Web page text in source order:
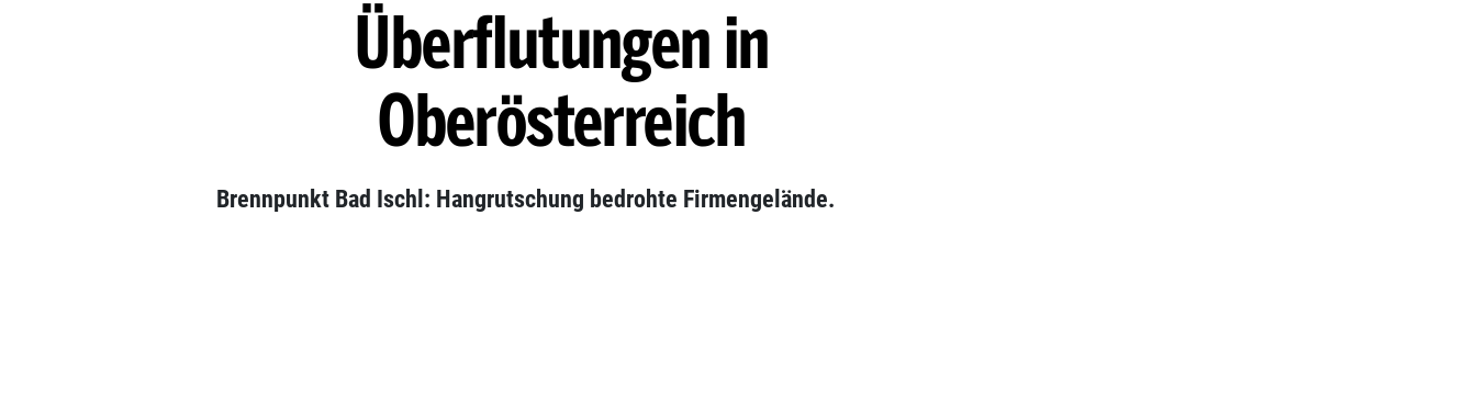
Überflutungen in
Oberösterreich
Brennpunkt Bad Ischl: Hangrutschung bedrohte Firmengelände.